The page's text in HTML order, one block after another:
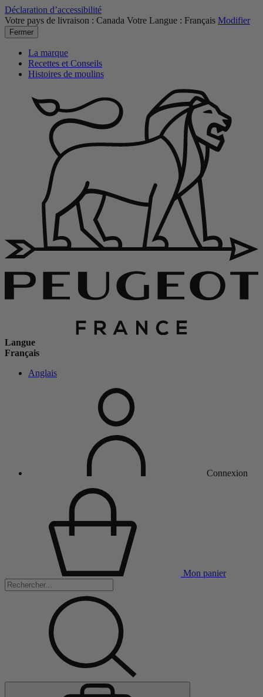
Déclaration d’accessibilité
Votre pays de livraison : Canada Votre Langue : Français Modifier
Fermer
La marque
Recettes et Conseils
Histoires de moulins
Langue
Français
Anglais
Connexion
Mon panier